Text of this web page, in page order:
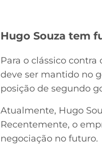
Hugo Souza tem
Para o clássico
deve ser mantido no
posição de segundo
Atualmente, Hugo
Recentemente, o
negociação no futuro.